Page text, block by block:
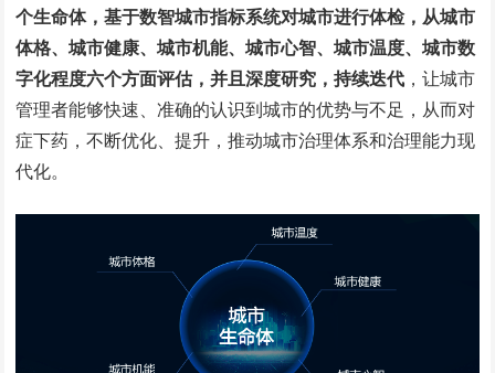
个生命体，基于数智城市指标系统对城市进行体检，从城市
体格、城市健康、城市机能、城市心智、城市温度、城市数
字化程度六个方面评估，并且深度研究，持续迭代 ，让城市
管理者能够快速、准确的认识到城市的优势与不足，从而对
症下药，不断优化、提升，推动城市治理体系和治理能力现
代化。